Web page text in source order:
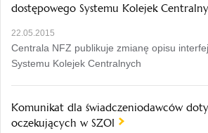
dostępowego Systemu Kolejek
22.05.2015
Centrala NFZ publikuje zmianę opisu
Systemu Kolejek Centralnych
Komunikat dla świadczeniodawców
oczekujących w SZOI